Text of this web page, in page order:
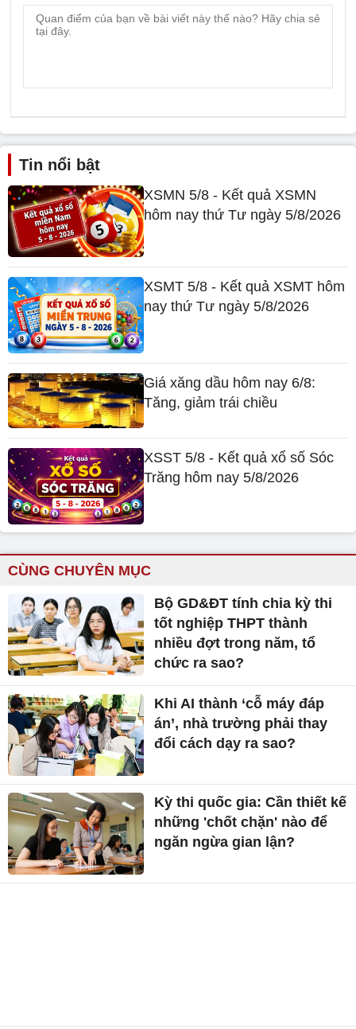
Tin nổi bật
XSMN 5/8 - Kết quả XSMN
hôm nay thứ Tư ngày 5/8/2026
XSMT 5/8 - Kết quả XSMT hôm
nay thứ Tư ngày 5/8/2026
Giá xăng dầu hôm nay 6/8:
Tăng, giảm trái chiều
XSST 5/8 - Kết quả xổ số Sóc
Trăng hôm nay 5/8/2026
CÙNG CHUYÊN MỤC
Bộ GD&ĐT tính chia kỳ thi
tốt nghiệp THPT thành
nhiều đợt trong năm, tổ
chức ra sao?
Khi AI thành ‘cỗ máy đáp
án’, nhà trường phải thay
đổi cách dạy ra sao?
Kỳ thi quốc gia: Cần thiết kế
những 'chốt chặn' nào để
ngăn ngừa gian lận?